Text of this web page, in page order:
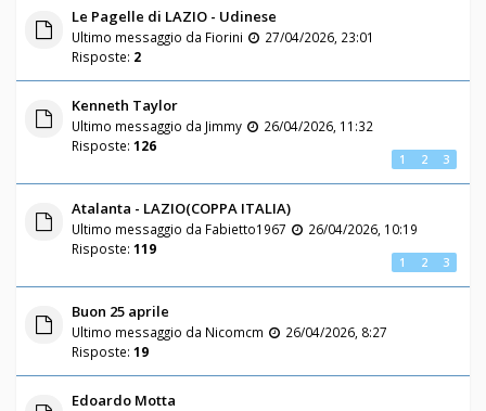
Le Pagelle di LAZIO - Udinese
Ultimo messaggio da Fiorini
27/04/2026, 23:01
Risposte: 2
Kenneth Taylor
Ultimo messaggio da Jimmy
26/04/2026, 11:32
Risposte: 126
1 2 3
Atalanta - LAZIO(COPPA ITALIA)
Ultimo messaggio da Fabietto1967
26/04/2026, 10:19
Risposte: 119
1 2 3
Buon 25 aprile
Ultimo messaggio da Nicomcm
26/04/2026, 8:27
Risposte: 19
Edoardo Motta